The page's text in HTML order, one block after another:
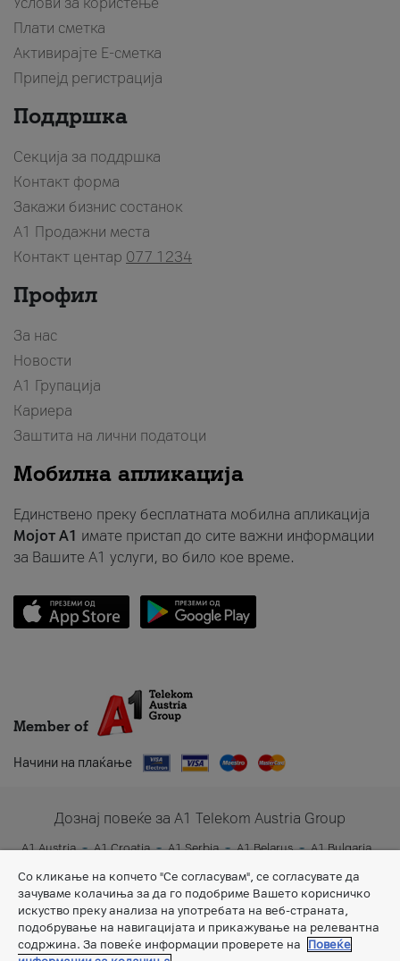
Услови за користење
Плати сметка
Активирајте Е-сметка
Припејд регистрација
Поддршка
Секција за поддршка
Контакт форма
Закажи бизнис состанок
A1 Продажни места
Контакт центар 077 1234
Профил
За нас
Новости
А1 Групација
Кариера
Заштита на лични податоци
Мобилна апликација
Единствено преку бесплатната мобилна апликација
Мојот A1 имате пристап до сите важни информации
за Вашите A1 услуги, во било кое време.
Member of
Начини на плаќање
Дознај повеќе за A1 Telekom Austria Group
A1 Austria A1 Croatia A1 Serbia A1 Belarus
A1 Bulgaria
Со кликање на копчето "Се согласувам", се согласувате да
зачуваме колачиња за да го подобриме Вашето корисничко
искуство преку анализа на употребата на веб-страната,
подобрување на навигацијата и прикажување на релевантна
содржина. За повеќе информации проверете на
Повеќе